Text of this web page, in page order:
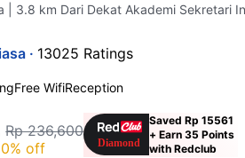
| 3.8 km Dari Dekat Akademi Sekretari
· 13025 Ratings
Free WifiReception
Rp 236,600
0% off
Saved Rp 15561
+ Earn 35 Points
with Redclub